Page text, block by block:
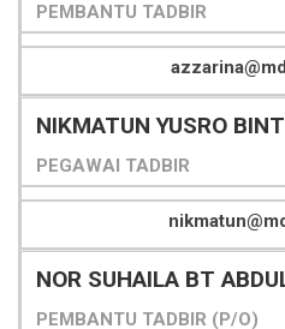
PEMBANTU TADBIR
NIKMATUN YUSRO
PEGAWAI TADBIR
NOR SUHAILA BT
PEMBANTU TADBIR (P/O)